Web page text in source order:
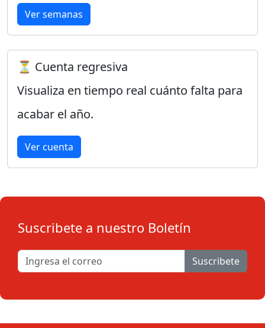
Ver semanas
⏳ Cuenta regresiva
Visualiza en tiempo real cuánto falta para
acabar el año.
Ver cuenta
Suscribete a nuestro Boletín
Suscribete